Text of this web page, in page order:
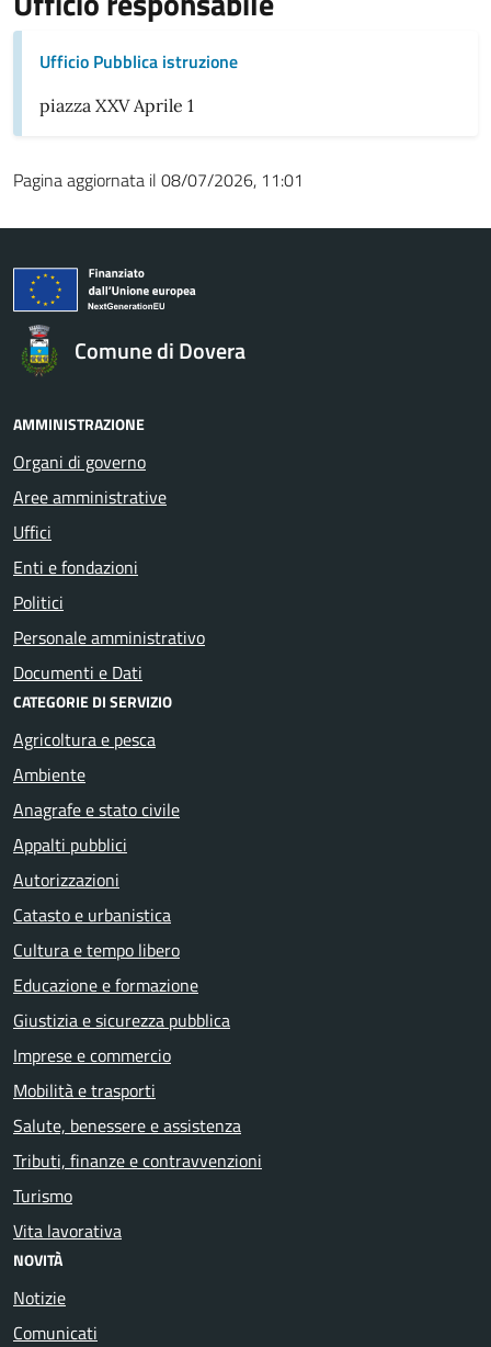
Ufficio Pubblica istruzione
piazza XXV Aprile 1
Pagina aggiornata il 08/07/2026, 11:01
Comune di Dovera
AMMINISTRAZIONE
Organi di governo
Aree amministrative
Uffici
Enti e fondazioni
Politici
Personale amministrativo
Documenti e Dati
CATEGORIE DI SERVIZIO
Agricoltura e pesca
Ambiente
Anagrafe e stato civile
Appalti pubblici
Autorizzazioni
Catasto e urbanistica
Cultura e tempo libero
Educazione e formazione
Giustizia e sicurezza pubblica
Imprese e commercio
Mobilità e trasporti
Salute, benessere e assistenza
Tributi, finanze e contravvenzioni
Turismo
Vita lavorativa
NOVITÀ
Notizie
Comunicati